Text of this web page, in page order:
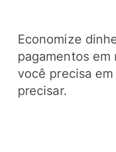
Economize
pagamentos
você precisa
precisar.